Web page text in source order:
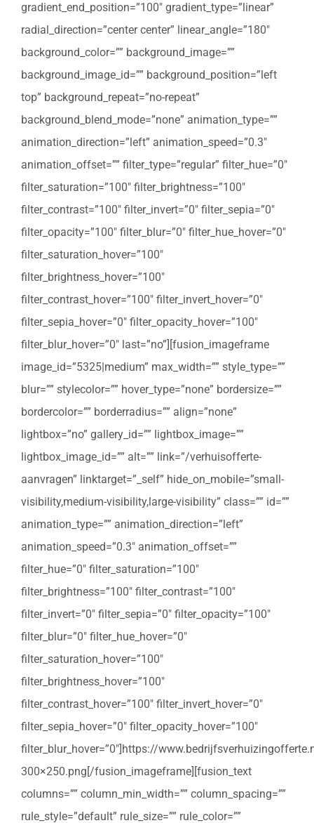
gradient_end_position=”100″ gradient_type=”linear”
radial_direction=”center center” linear_angle=”180″
background_color=”” background_image=””
background_image_id=”” background_position=”left
top” background_repeat=”no-repeat”
background_blend_mode=”none” animation_type=””
animation_direction=”left” animation_speed=”0.3″
animation_offset=”” filter_type=”regular” filter_hue=”0″
filter_saturation=”100″ filter_brightness=”100″
filter_contrast=”100″ filter_invert=”0″ filter_sepia=”0″
filter_opacity=”100″ filter_blur=”0″ filter_hue_hover=”0″
filter_saturation_hover=”100″
filter_brightness_hover=”100″
filter_contrast_hover=”100″ filter_invert_hover=”0″
filter_sepia_hover=”0″ filter_opacity_hover=”100″
filter_blur_hover=”0″ last=”no”][fusion_imageframe
image_id=”5325|medium” max_width=”” style_type=””
blur=”” stylecolor=”” hover_type=”none” bordersize=””
bordercolor=”” borderradius=”” align=”none”
lightbox=”no” gallery_id=”” lightbox_image=””
lightbox_image_id=”” alt=”” link=”/verhuisofferte-
aanvragen” linktarget=”_self” hide_on_mobile=”small-
visibility,medium-visibility,large-visibility” class=”” id=””
animation_type=”” animation_direction=”left”
animation_speed=”0.3″ animation_offset=””
filter_hue=”0″ filter_saturation=”100″
filter_brightness=”100″ filter_contrast=”100″
filter_invert=”0″ filter_sepia=”0″ filter_opacity=”100″
filter_blur=”0″ filter_hue_hover=”0″
filter_saturation_hover=”100″
filter_brightness_hover=”100″
filter_contrast_hover=”100″ filter_invert_hover=”0″
filter_sepia_hover=”0″ filter_opacity_hover=”100″
filter_blur_hover=”0″]https://
300×250.png[/fusion_imageframe][fusion_text
columns=”” column_min_width=”” column_spacing=””
rule_style=”default” rule_size=”” rule_color=””